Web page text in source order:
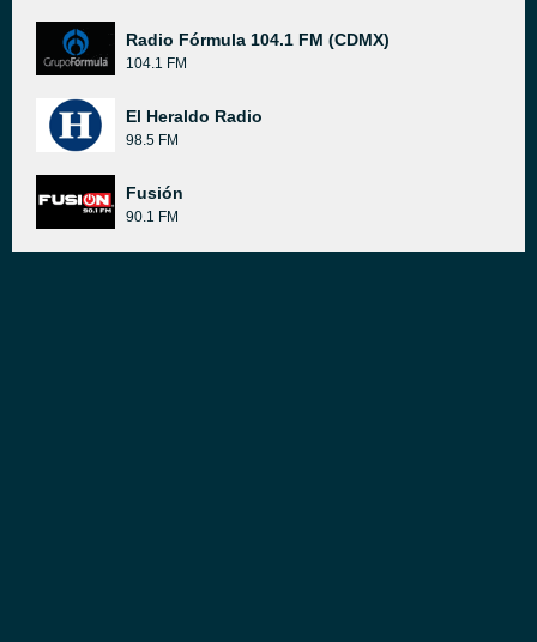
Radio Fórmula 104.1 FM (CDMX)
104.1 FM
El Heraldo Radio
98.5 FM
Fusión
90.1 FM